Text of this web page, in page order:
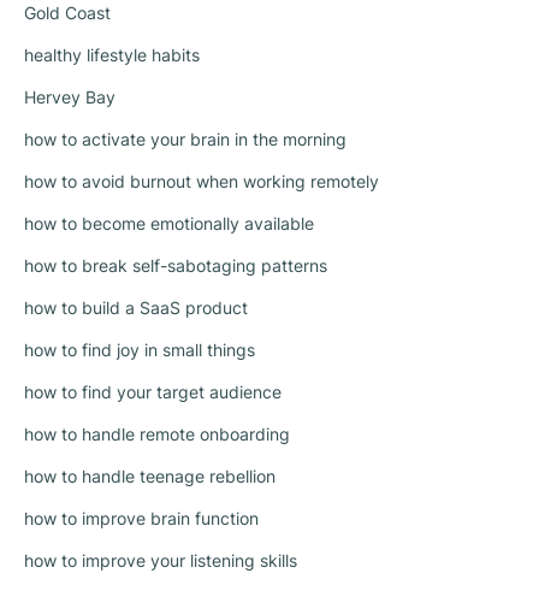
Gold Coast
healthy lifestyle habits
Hervey Bay
how to activate your brain in the morning
how to avoid burnout when working remotely
how to become emotionally available
how to break self-sabotaging patterns
how to build a SaaS product
how to find joy in small things
how to find your target audience
how to handle remote onboarding
how to handle teenage rebellion
how to improve brain function
how to improve your listening skills